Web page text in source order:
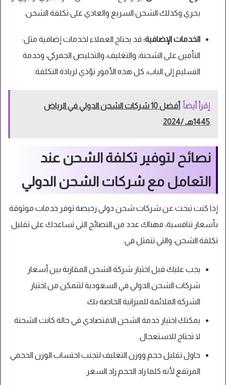
بحري وكذلك الشحن السريع والعادي على تكلفة الشحن.
الخدمات الإضافية: قد يحتاج العملاء لخدمات إضافية مثل:
التأمين على الشحنة، والتغليف، والتخليص الجمركي، وخدمة
التسليم إلى الباب، كل هذه الأمور تؤدي لزيادة التكلفة.
إقرأ أيضاً
أفضل 10 شركات الشحن الدولي في الرياض
1445هـ /2024
نصائح لتوفير تكلفة الشحن عند
التعامل مع شركات الشحن الدولي
إذا كنت تبحث عن شركات شحن دولي رخيصة توفر خدمات موثوقة
بأسعار تنافسية، فهناك عدد من النصائح التي تساعدك على تقليل
تكلفة الشحن، والتي تتمثل في:
يجب عليك قبل اختيار شركة الشحن المقارنة بين أسعار
شركات الشحن الدولي في السعودية لتتمكن من اختيار
الشركة الملائمة للميزانية الخاصة بك.
يمكنك اختيار خدمة الشحن الاقتصادي في حالة كانت الشحنة
لا تحتاج للاستعجال.
حاول تقليل حجم ووزن التغليف لتجنب احتساب الوزن الحجمي
المرتفع لأنه كلما زاد الحجم زاد السعر.